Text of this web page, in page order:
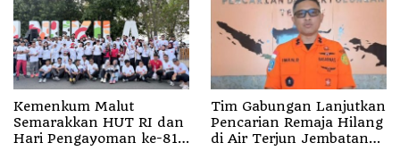
Kemenkum Malut
Semarakkan HUT RI dan
Hari Pengayoman ke-81
Tim Gabungan Lanjutkan
Pencarian Remaja Hilang
di Air Terjun Jembatan